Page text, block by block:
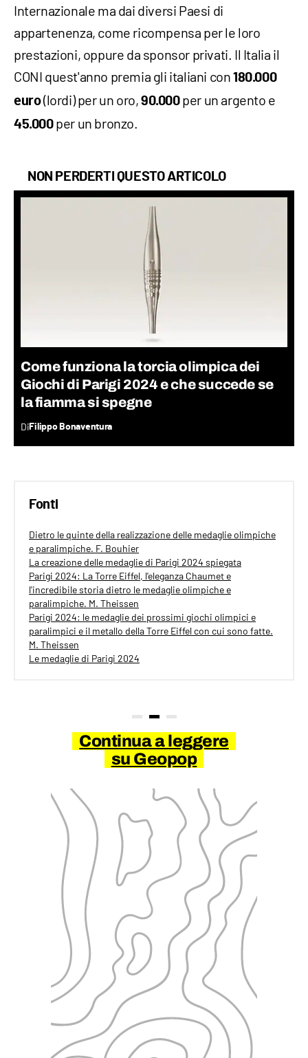
Internazionale ma dai diversi Paesi di
appartenenza, come ricompensa per le loro
prestazioni, oppure da sponsor privati. Il Italia il
CONI quest'anno premia gli italiani con180.000
euro(lordi) per un oro,90.000per un argento e
45.000per un bronzo.
NON PERDERTI QUESTO ARTICOLO
Come funziona la torcia olimpica dei
Giochi di Parigi 2024 e che succede se
la fiamma si spegne
DiFilippo Bonaventura
Fonti
Dietro le quinte della realizzazione delle medaglie olimpiche
e paralimpiche. F. Bouhier
La creazione delle medaglie di Parigi 2024 spiegata
Parigi 2024: La Torre Eiffel, l'eleganza Chaumet e
l'incredibile storia dietro le medaglie olimpiche e
paralimpiche. M. Theissen
Parigi 2024: le medaglie dei prossimi giochi olimpici e
paralimpici e il metallo della Torre Eiffel con cui sono fatte.
M. Theissen
Le medaglie di Parigi 2024
Continua a leggere
su Geopop